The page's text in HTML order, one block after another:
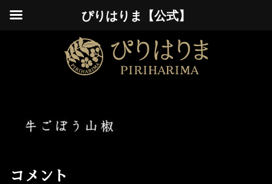
コメント
ぴりはりま【公式】